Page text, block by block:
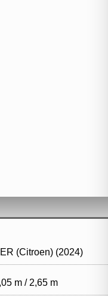
(Citroen) (2024)
m / 2,65 m